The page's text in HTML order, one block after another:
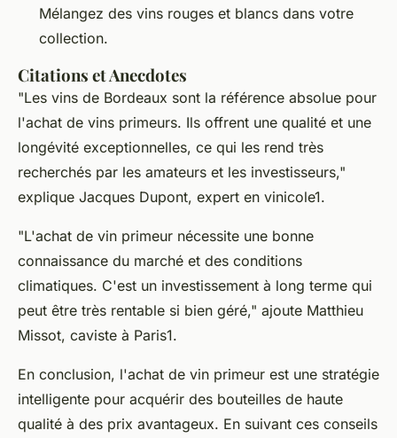
Mélangez des vins rouges et blancs dans votre
collection.
Citations et Anecdotes
"Les vins de Bordeaux sont la référence absolue pour
l'achat de vins primeurs. Ils offrent une qualité et une
longévité exceptionnelles, ce qui les rend très
recherchés par les amateurs et les investisseurs,"
explique Jacques Dupont, expert en vinicole1.
"L'achat de vin primeur nécessite une bonne
connaissance du marché et des conditions
climatiques. C'est un investissement à long terme qui
peut être très rentable si bien géré," ajoute Matthieu
Missot, caviste à Paris1.
En conclusion, l'achat de vin primeur est une stratégie
intelligente pour acquérir des bouteilles de haute
qualité à des prix avantageux. En suivant ces conseils